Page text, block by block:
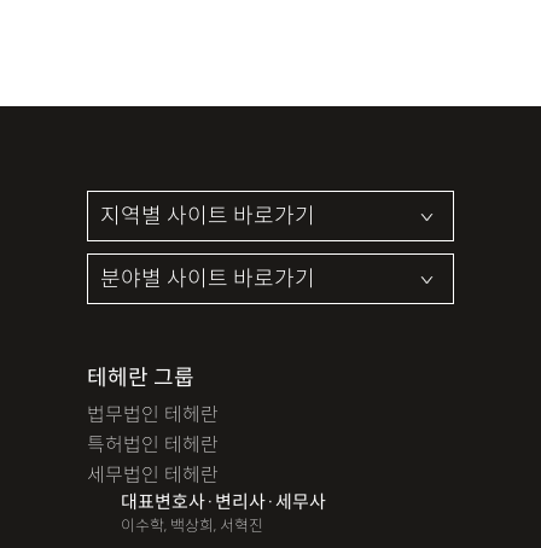
테헤란 그룹
법무법인 테헤란
특허법인 테헤란
세무법인 테헤란
대표변호사·변리사·세무사
이수학, 백상희, 서혁진